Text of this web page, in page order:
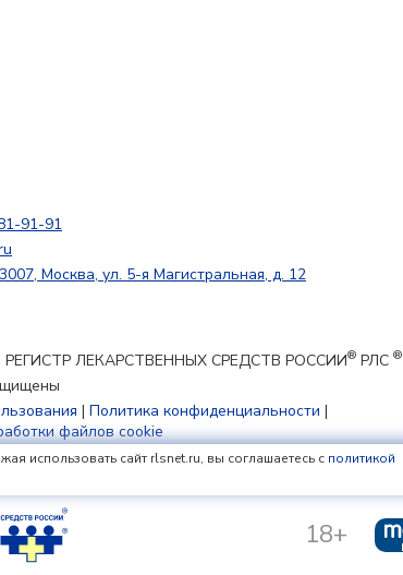
91-91
Москва, ул. 5-я Магистральная, д. 12
РЕГИСТР ЛЕКАРСТВЕННЫХ СРЕДСТВ РОССИИ® РЛС ®
| Политика конфиденциальности |
файлов cookie
18+
использовать сайт rlsnet.ru, вы соглашаетесь с политикой